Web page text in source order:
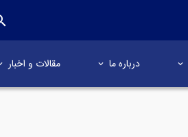
درباره ما مقالات و اخبار